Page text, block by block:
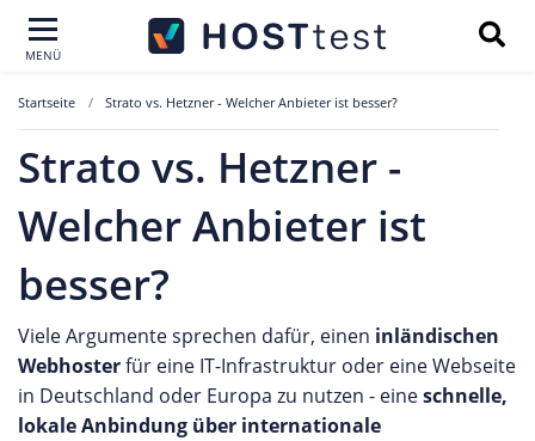
MENÜ
Startseite Strato vs. Hetzner - Welcher Anbieter ist besser?
Strato vs. Hetzner -
Welcher Anbieter ist
besser?
Viele Argumente sprechen dafür, einen inländischen
Webhosterfür eine IT-Infrastruktur oder eine Webseite
in Deutschland oder Europa zu nutzen - eineschnelle,
lokale Anbindung über internationale